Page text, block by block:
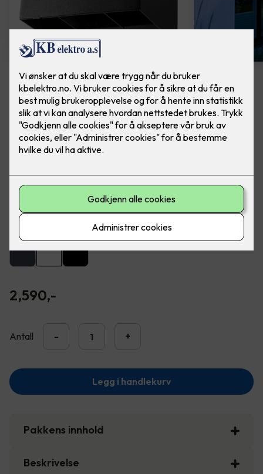
Artes veggarmatur hvit
Lekker utebelysning fra SG Armaturen. Ferdig
montert, utskifting av lampe.
innendørs montering på vegg.
2,590,-
Antall - +
Legg i handlekurv
Pakkens innhold
Beskrivelse